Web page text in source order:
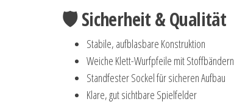
🛡 Sicherheit & Qualität
Stabile, aufblasbare Konstruktion
Weiche Klett-Wurfpfeile mit Stoffbändern
Standfester Sockel für sicheren Aufbau
Klare, gut sichtbare Spielfelder